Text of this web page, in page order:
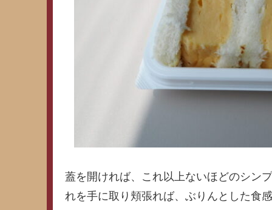
蓋を開ければ、これ以上ないほどのシン
れを手に取り頬張れば、ぶりんとした食